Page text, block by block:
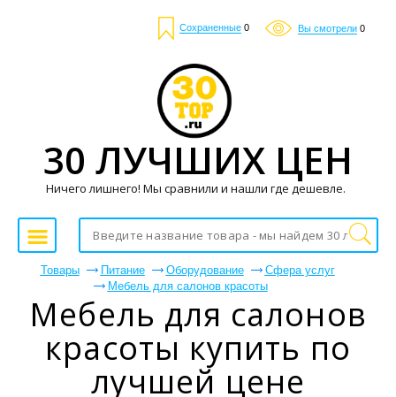
Сохраненные 0 Вы смотрели 0
Товары Питание Оборудование
Сфера услуг
Мебель для салонов красоты
Мебель для салонов
красоты купить по
лучшей цене
30 ЛУЧШИХ ЦЕН
Ничего лишнего! Мы сравнили и нашли где дешевле.